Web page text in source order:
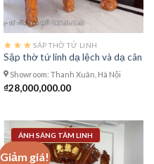
SÂP THỜ TỨ LINH
Sập thờ tứ linh dạ lệch và dạ cân
Showroom: Thanh Xuân, Hà Nội
₫28,000,000.00
Giảm giá!
ÁNH SÁNG TÂM LINH